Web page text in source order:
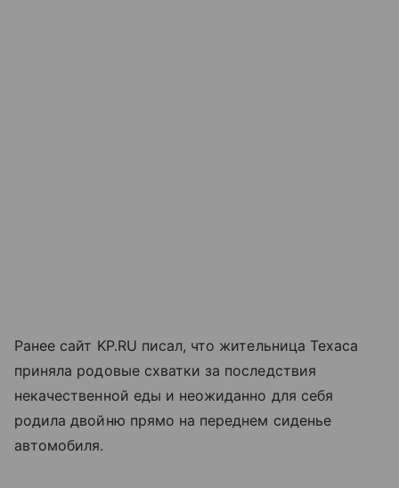
Ранее сайт KP.RU писал, что жительница Техаса
приняла родовые схватки за последствия
некачественной еды и неожиданно для себя
родила двойню прямо на переднем сиденье
автомобиля.